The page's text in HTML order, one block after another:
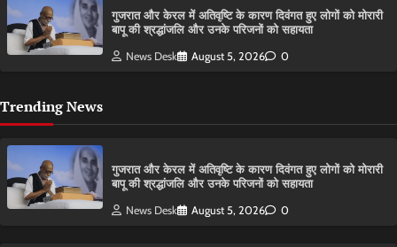
गुजरात और केरल में अतिवृष्टि के कारण दिवंगत हुए लोगों को मोरारी
बापू की श्रद्धांजलि और उनके परिजनों को सहायता
News Desk August 5, 2026 0
Trending News
गुजरात और केरल में अतिवृष्टि के कारण दिवंगत हुए लोगों को मोरारी
बापू की श्रद्धांजलि और उनके परिजनों को सहायता
News Desk August 5, 2026 0